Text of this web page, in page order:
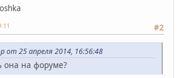
#2
от 25 апреля 2014, 16:56:48
она на форуме?